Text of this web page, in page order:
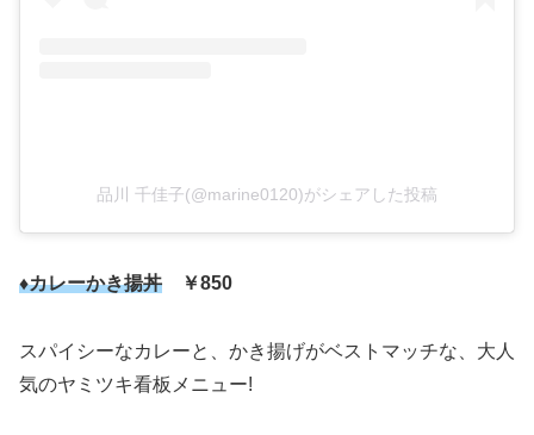
品川 千佳子(@marine0120)がシェアした投稿
♦カレーかき揚丼 ￥850
スパイシーなカレーと、かき揚げがベストマッチな、大人
気のヤミツキ看板メニュー!